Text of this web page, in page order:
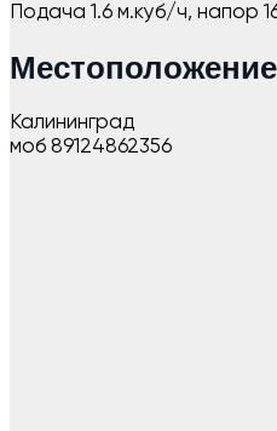
Подача 1.6 м.куб/ч, напор
Местоположение
Калининград
моб 89124862356